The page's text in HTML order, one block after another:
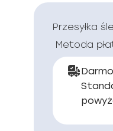
Przesyłka
Metoda